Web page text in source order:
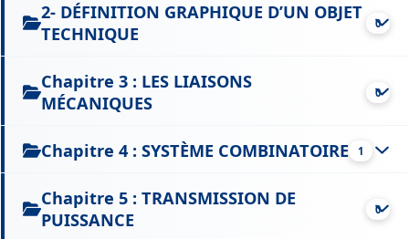
2- DÉFINITION GRAPHIQUE D’UN OBJET
TECHNIQUE
0
Chapitre 3 : LES LIAISONS
MÉCANIQUES
0
Chapitre 4 : SYSTÈME COMBINATOIRE 1
Chapitre 5 : TRANSMISSION DE
PUISSANCE
0